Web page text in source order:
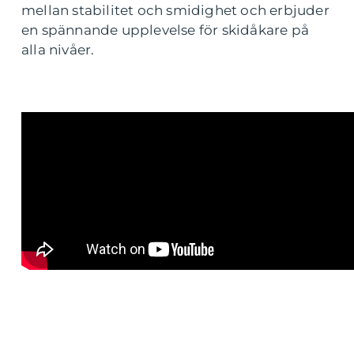
mellan stabilitet och smidighet och erbjuder
en spännande upplevelse för skidåkare på
alla nivåer.